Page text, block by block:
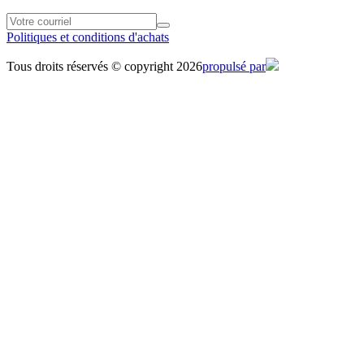
Politiques et conditions d'achats
Tous droits réservés © copyright 2026propulsé par